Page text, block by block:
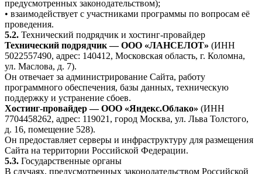
предусмотренных законодательством);
• взаимодействует с участниками программы по вопросам её
проведения.
5.2. Технический подрядчик и хостинг-провайдер
Технический подрядчик — ООО «ЛАНСЕЛОТ» (ИНН
5022557490, адрес: 140412, Московская область, г. Коломна,
ул. Маслова, д. 7).
Он отвечает за администрирование Сайта, работу
программного обеспечения, базы данных, техническую
поддержку и устранение сбоев.
Хостинг-провайдер — ООО «Яндекс.Облако» (ИНН
7704458262, адрес: 119021, город Москва, ул. Льва Толстого,
д. 16, помещение 528).
Он предоставляет серверы и инфраструктуру для размещения
Сайта на территории Российской Федерации.
5.3. Государственные органы
В случаях, предусмотренных законодательством Российской